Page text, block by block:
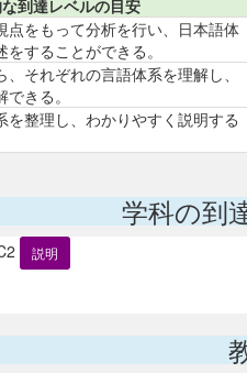
到達レベルの目安
点をもって分析を行い、日本語体
することができる。
それぞれの言語体系を理解し、
きる。
を整理し、わかりやすく説明する
学科の到
説明